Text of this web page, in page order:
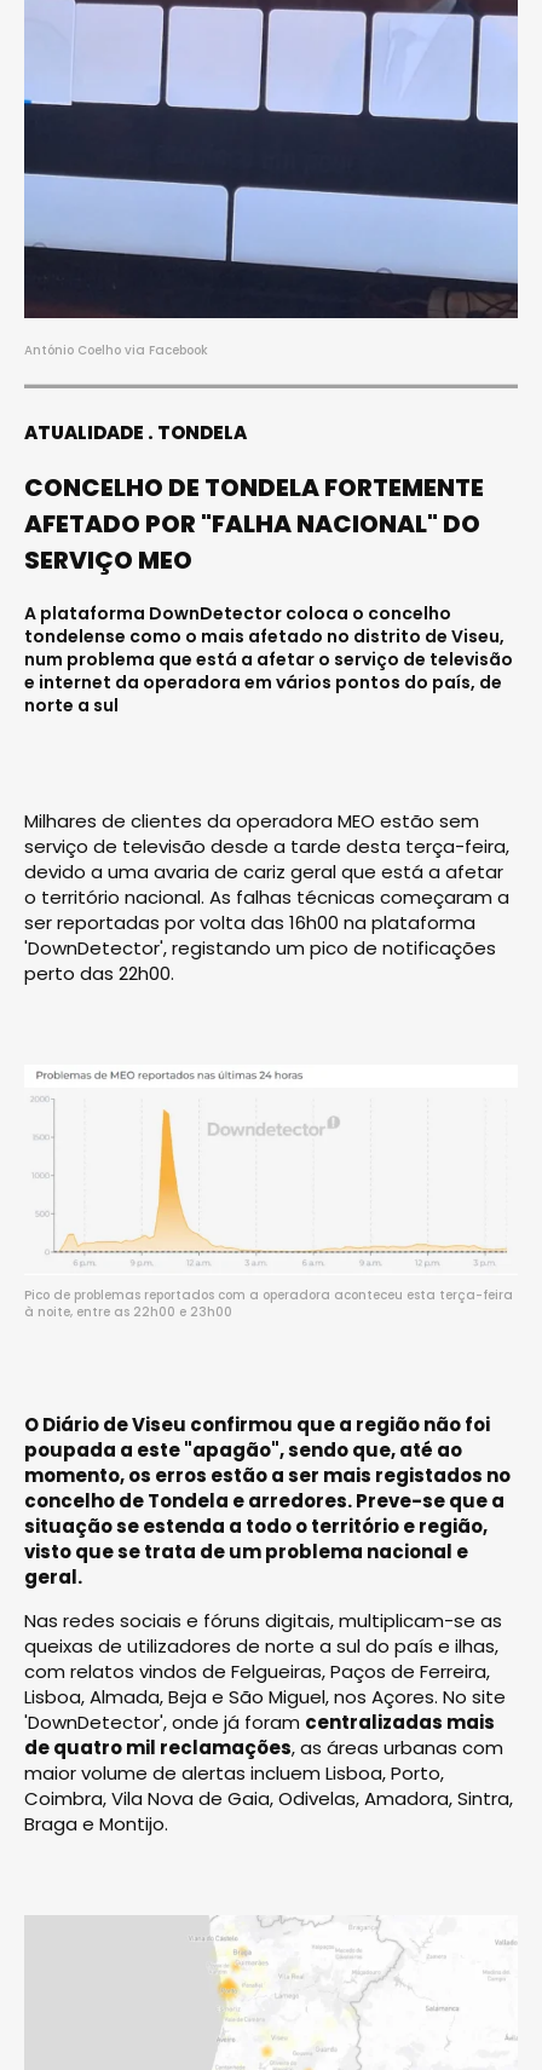
António Coelho via Facebook
ATUALIDADE TONDELA
CONCELHO DE TONDELA FORTEMENTE
AFETADO POR "FALHA NACIONAL" DO
SERVIÇO MEO
A plataforma DownDetector coloca o concelho
tondelense como o mais afetado no distrito de Viseu,
num problema que está a afetar o serviço de televisão
e internet da operadora em vários pontos do país, de
norte a sul
Milhares de clientes da operadora MEO estão sem
serviço de televisão desde a tarde desta terça-feira,
devido a uma avaria de cariz geral que está a afetar
o território nacional. As falhas técnicas começaram a
ser reportadas por volta das 16h00 na plataforma
'DownDetector', registando um pico de notificações
perto das 22h00.
Pico de problemas reportados com a operadora aconteceu esta terça-feira
à noite, entre as 22h00 e 23h00
O Diário de Viseu confirmou que a região não foi
poupada a este "apagão", sendo que, até ao
momento, os erros estão a ser mais registados no
concelho de Tondela e arredores. Preve-se que a
situação se estenda a todo o território e região,
visto que se trata de um problema nacional e
geral.
Nas redes sociais e fóruns digitais, multiplicam-se as
queixas de utilizadores de norte a sul do país e ilhas,
com relatos vindos de Felgueiras, Paços de Ferreira,
Lisboa, Almada, Beja e São Miguel, nos Açores. No site
'DownDetector', onde já foram centralizadas mais
de quatro mil reclamações, as áreas urbanas com
maior volume de alertas incluem Lisboa, Porto,
Coimbra, Vila Nova de Gaia, Odivelas, Amadora, Sintra,
Braga e Montijo.